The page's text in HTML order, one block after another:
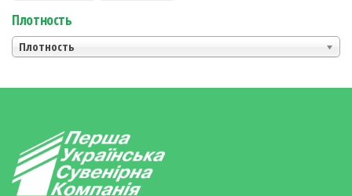
Плотность
Плотность